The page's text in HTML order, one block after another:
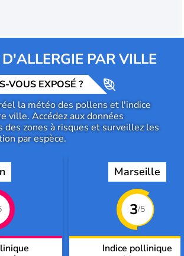
PAR VILLE
VOUS EXPOSÉ ?
la météo des pollens et l'indice
ville. Accédez aux données
zones à risques et surveillez les
par espèce.
Marseille
3/5
Indice pollinique